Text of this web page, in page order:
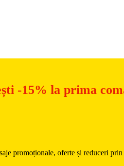
-15% la prima
promoționale, oferte și reduceri